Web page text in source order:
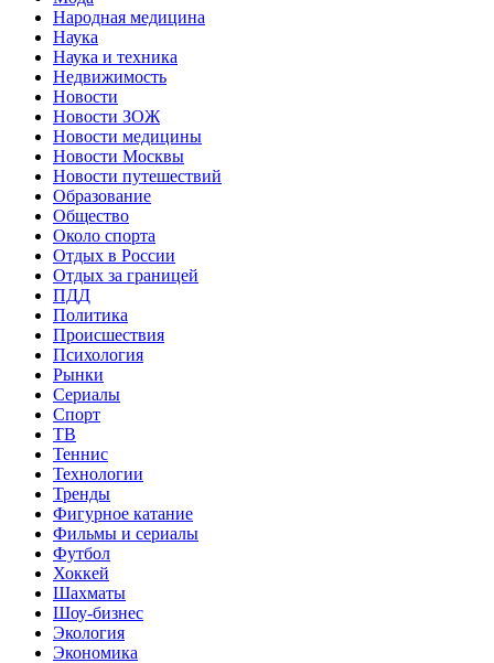
Народная медицина
Наука
Наука и техника
Недвижимость
Новости
Новости ЗОЖ
Новости медицины
Новости Москвы
Новости путешествий
Образование
Общество
Около спорта
Отдых в России
Отдых за границей
ПДД
Политика
Происшествия
Психология
Рынки
Сериалы
Спорт
ТВ
Теннис
Технологии
Тренды
Фигурное катание
Фильмы и сериалы
Футбол
Хоккей
Шахматы
Шоу-бизнес
Экология
Экономика